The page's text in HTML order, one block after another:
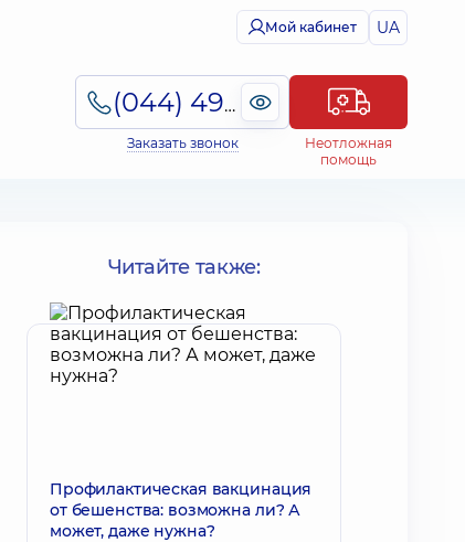
Мой кабинет UA
(044) 495-2-888
Заказать звонок
Неотложная
помощь
Читайте также:
Профилактическая вакцинация
от бешенства: возможна ли? А
может, даже нужна?